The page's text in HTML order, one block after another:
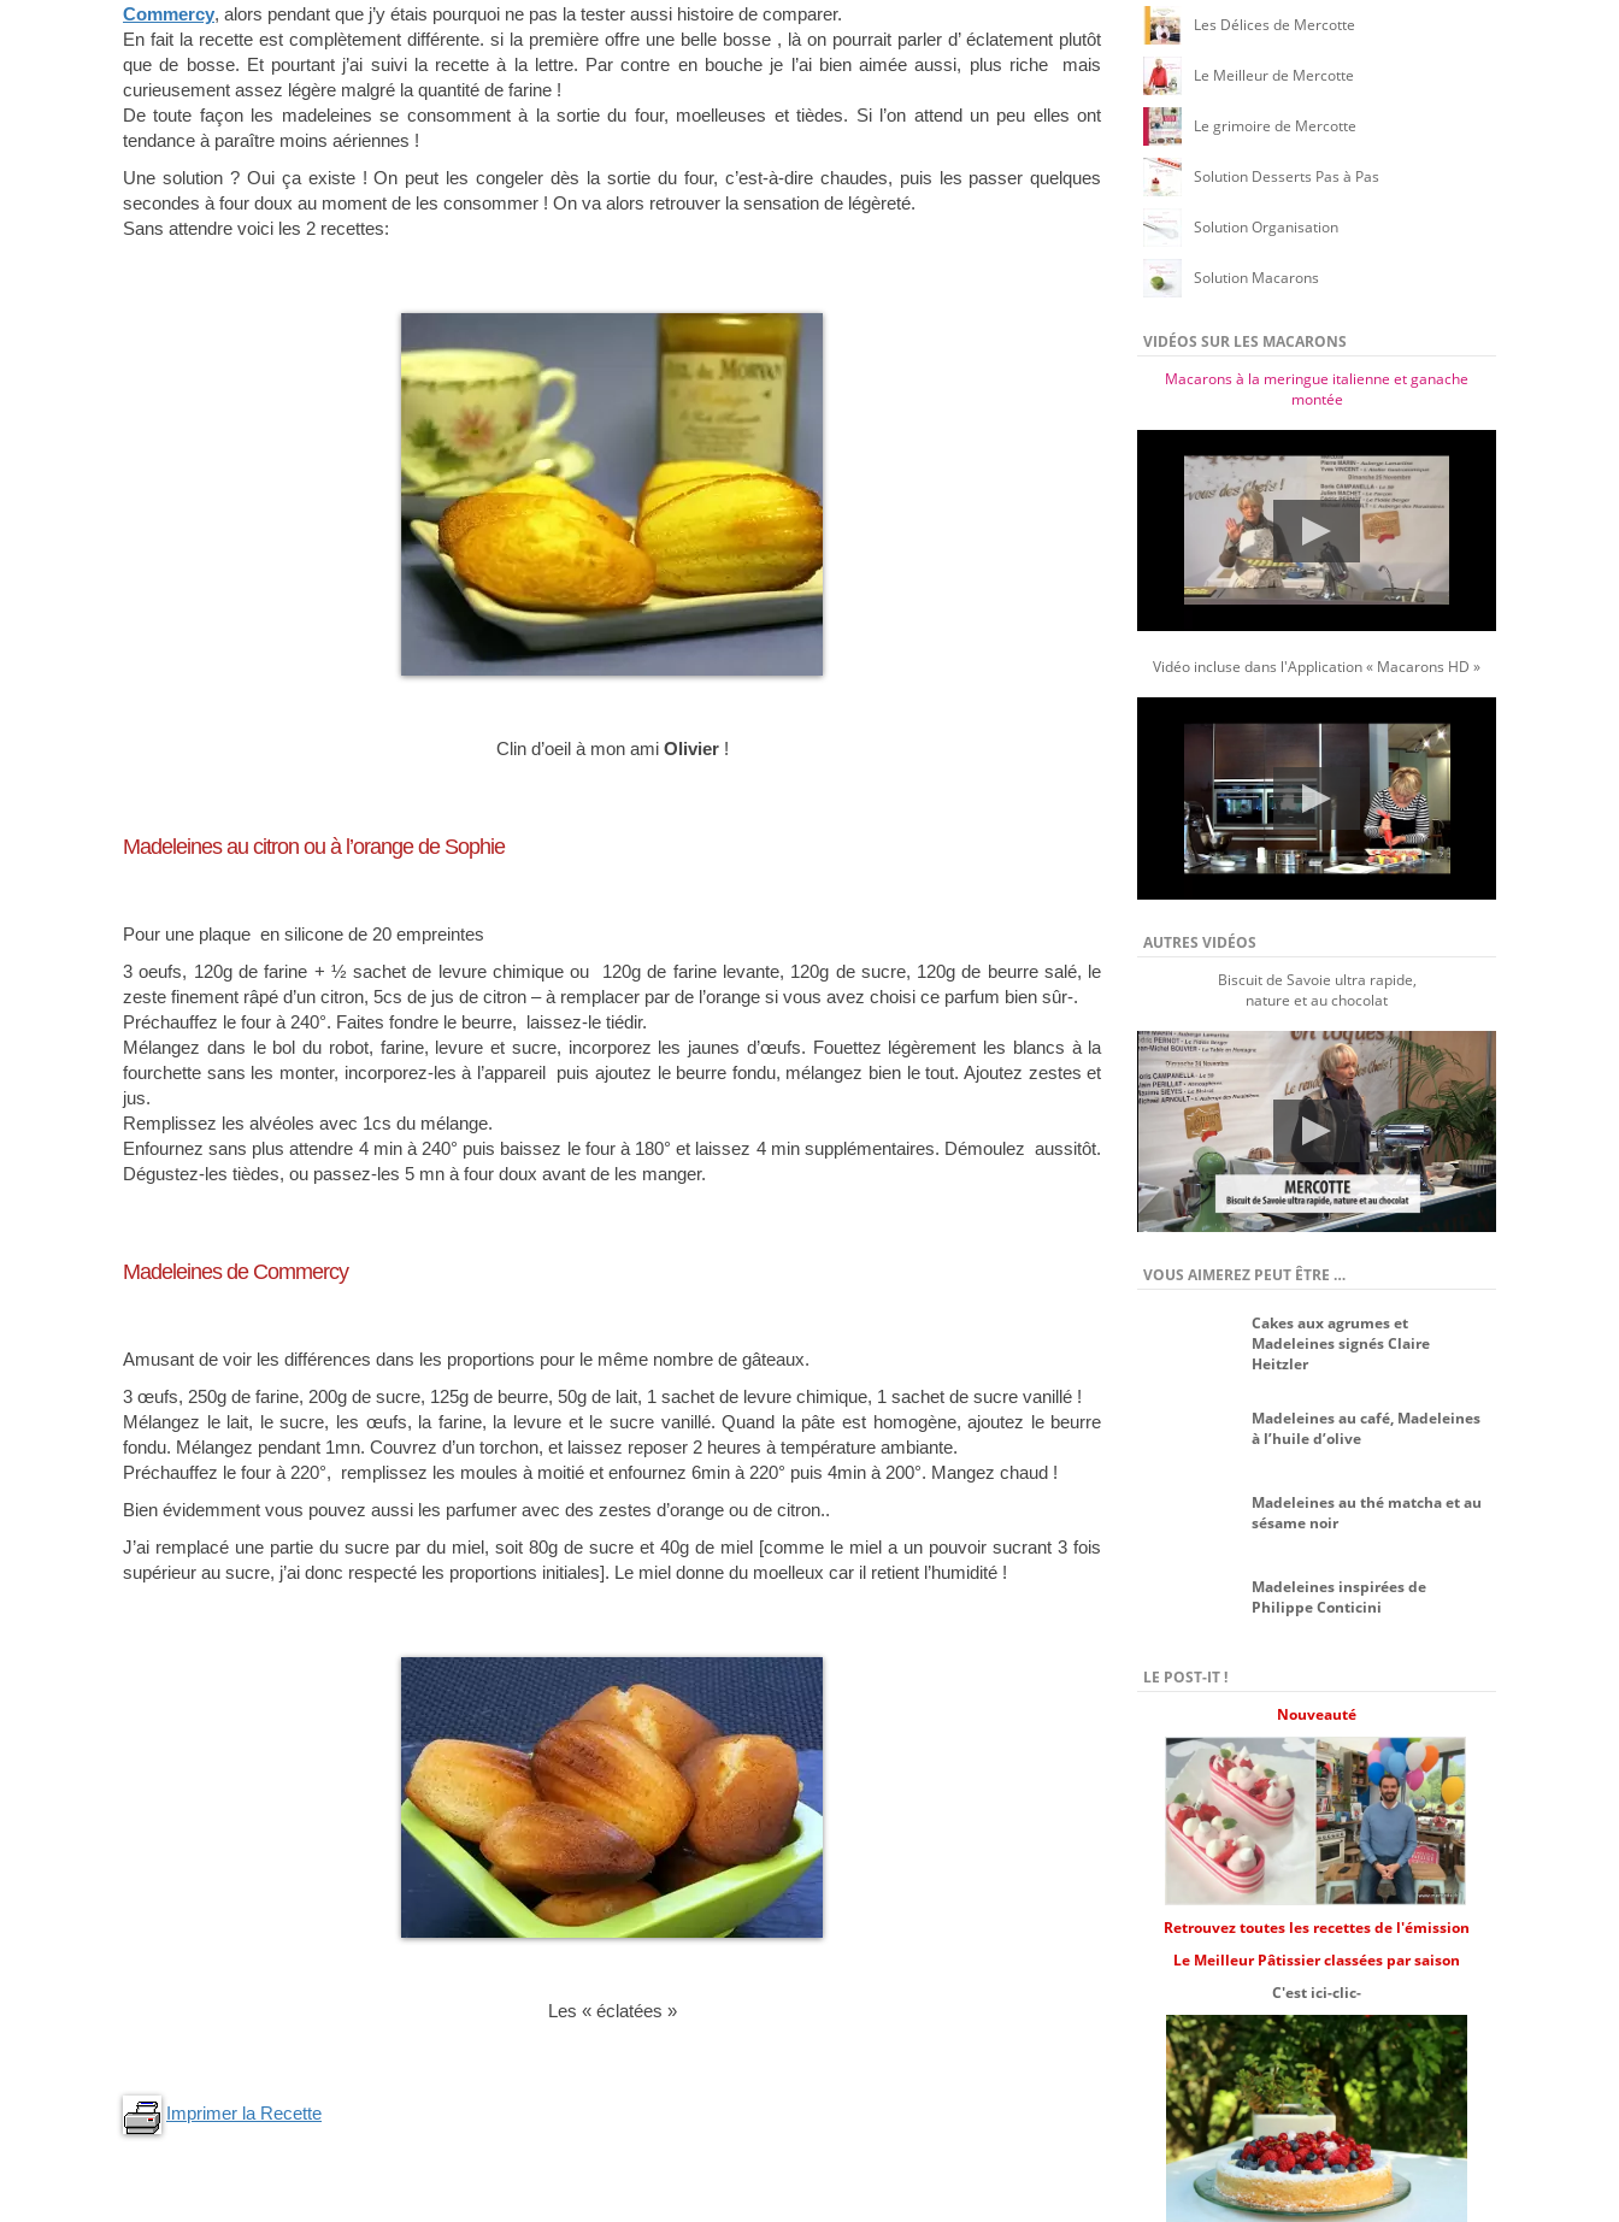
Commercy, alors pendant que j’y étais pourquoi ne pas la tester aussi histoire de comparer.
En fait la recette est complètement différente. si la première offre une belle bosse , là on pourrait parler d’ éclatement plutôt
que de bosse. Et pourtant j’ai suivi la recette à la lettre. Par contre en bouche je l’ai bien aimée aussi, plus riche mais
curieusement assez légère malgré la quantité de farine !
De toute façon les madeleines se consomment à la sortie du four, moelleuses et tièdes. Si l’on attend un peu elles ont
tendance à paraître moins aériennes !
Une solution ? Oui ça existe ! On peut les congeler dès la sortie du four, c’est-à-dire chaudes, puis les passer quelques
secondes à four doux au moment de les consommer ! On va alors retrouver la sensation de légèreté.
Sans attendre voici les 2 recettes:
Clin d’oeil à mon ami Olivier!
Madeleines au citron ou à l’orange de Sophie
Pour une plaque en silicone de 20 empreintes
3 oeufs, 120g de farine + ½ sachet de levure chimique ou 120g de farine levante, 120g de sucre, 120g de beurre salé, le
zeste finement râpé d’un citron, 5cs de jus de citron – à remplacer par de l’orange si vous avez choisi ce parfum bien sûr-.
Préchauffez le four à 240°. Faites fondre le beurre, laissez-le tiédir.
Mélangez dans le bol du robot, farine, levure et sucre, incorporez les jaunes d’œufs. Fouettez légèrement les blancs à la
fourchette sans les monter, incorporez-les à l’appareil puis ajoutez le beurre fondu, mélangez bien le tout. Ajoutez zestes et
jus.
Remplissez les alvéoles avec 1cs du mélange.
Enfournez sans plus attendre 4 min à 240° puis baissez le four à 180° et laissez 4 min supplémentaires. Démoulez aussitôt.
Dégustez-les tièdes, ou passez-les 5 mn à four doux avant de les manger.
Madeleines de Commercy
Amusant de voir les différences dans les proportions pour le même nombre de gâteaux.
3 œufs, 250g de farine, 200g de sucre, 125g de beurre, 50g de lait, 1 sachet de levure chimique, 1 sachet de sucre vanillé !
Mélangez le lait, le sucre, les œufs, la farine, la levure et le sucre vanillé. Quand la pâte est homogène, ajoutez le beurre
fondu. Mélangez pendant 1mn. Couvrez d’un torchon, et laissez reposer 2 heures à température ambiante.
Préchauffez le four à 220°, remplissez les moules à moitié et enfournez 6min à 220° puis 4min à 200°. Mangez chaud !
Bien évidemment vous pouvez aussi les parfumer avec des zestes d’orange ou de citron..
J’ai remplacé une partie du sucre par du miel, soit 80g de sucre et 40g de miel [comme le miel a un pouvoir sucrant 3 fois
supérieur au sucre, j’ai donc respecté les proportions initiales]. Le miel donne du moelleux car il retient l’humidité !
Les « éclatées »
Imprimer la Recette
Les Délices de Mercotte
Le Meilleur de Mercotte
Le grimoire de Mercotte
Solution Desserts Pas à Pas
Solution Organisation
Solution Macarons
VIDÉOS SUR LES MACARONS
Macarons à la meringue italienne et ganache
montée
Vidéo incluse dans l'Application « Macarons HD »
AUTRES VIDÉOS
Biscuit de Savoie ultra rapide,
nature et au chocolat
VOUS AIMEREZ PEUT ÊTRE …
Cakes aux agrumes et
Madeleines signés Claire
Heitzler
Madeleines au café, Madeleines
à l’huile d’olive
Madeleines au thé matcha et au
sésame noir
Madeleines inspirées de
Philippe Conticini
LE POST-IT !
Nouveauté
Retrouvez toutes les recettes de l'émission
Le Meilleur Pâtissier classées par saison
C'est ici-clic-